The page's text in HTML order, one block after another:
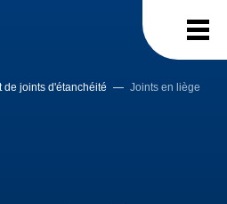
de joints d'étanchéité — Joints en liège